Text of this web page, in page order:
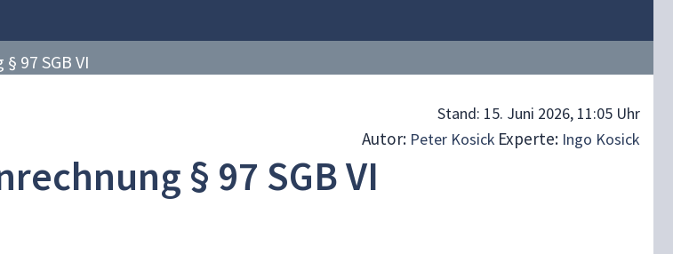
97 SGB VI
Stand: 15. Juni 2026, 11:05 Uhr
Autor: Peter Kosick Experte: Ingo Kosick
§ 97 SGB VI